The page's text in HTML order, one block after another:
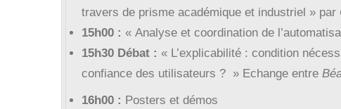
travers de prisme académique et industriel » par
15h00 : « Analyse et coordination de
15h30 Débat : « L’explicabilité : condition né
confiance des utilisateurs ? » Echange entre
16h00 : Posters et démos